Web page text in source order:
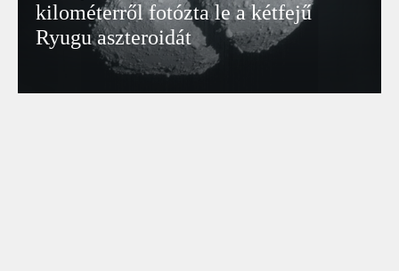
kilométerről fotózta le a kétfejű
Ryugu aszteroidát